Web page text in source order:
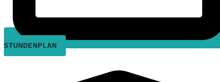
STUNDENPLAN